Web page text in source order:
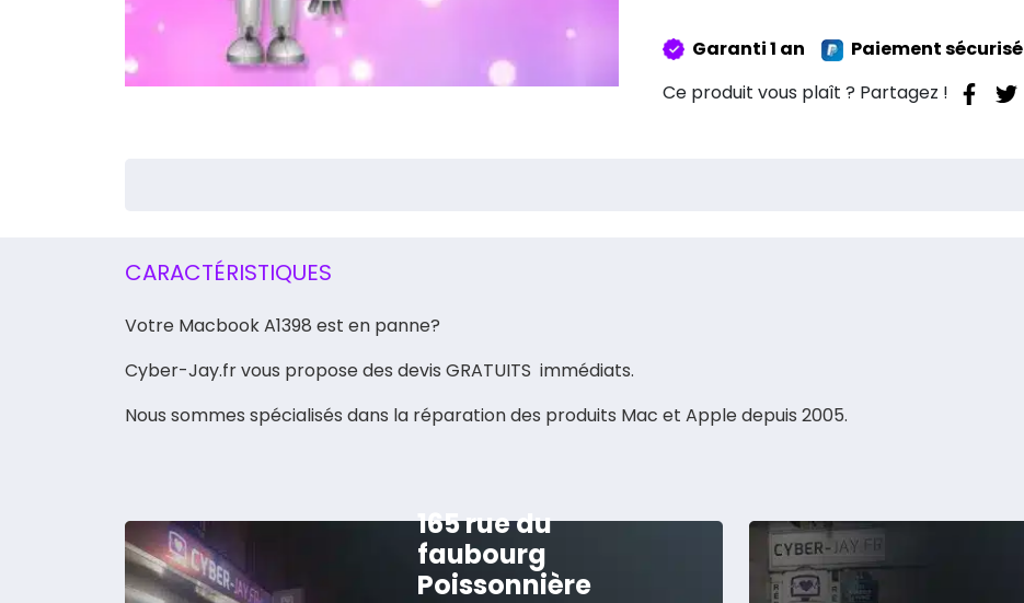
Macbook
Retina
Garanti 1 an
Paiement sécurisé
Ce produit vous plaît ? Partagez !
CARACTÉRISTIQUES
Votre Macbook A1398 est en panne?
Cyber-Jay.fr vous propose des devis GRATUITS immédiats.
Nous sommes spécialisés dans la réparation des produits Mac et Apple depuis 2005.
165 rue du
faubourg
Poissonnière